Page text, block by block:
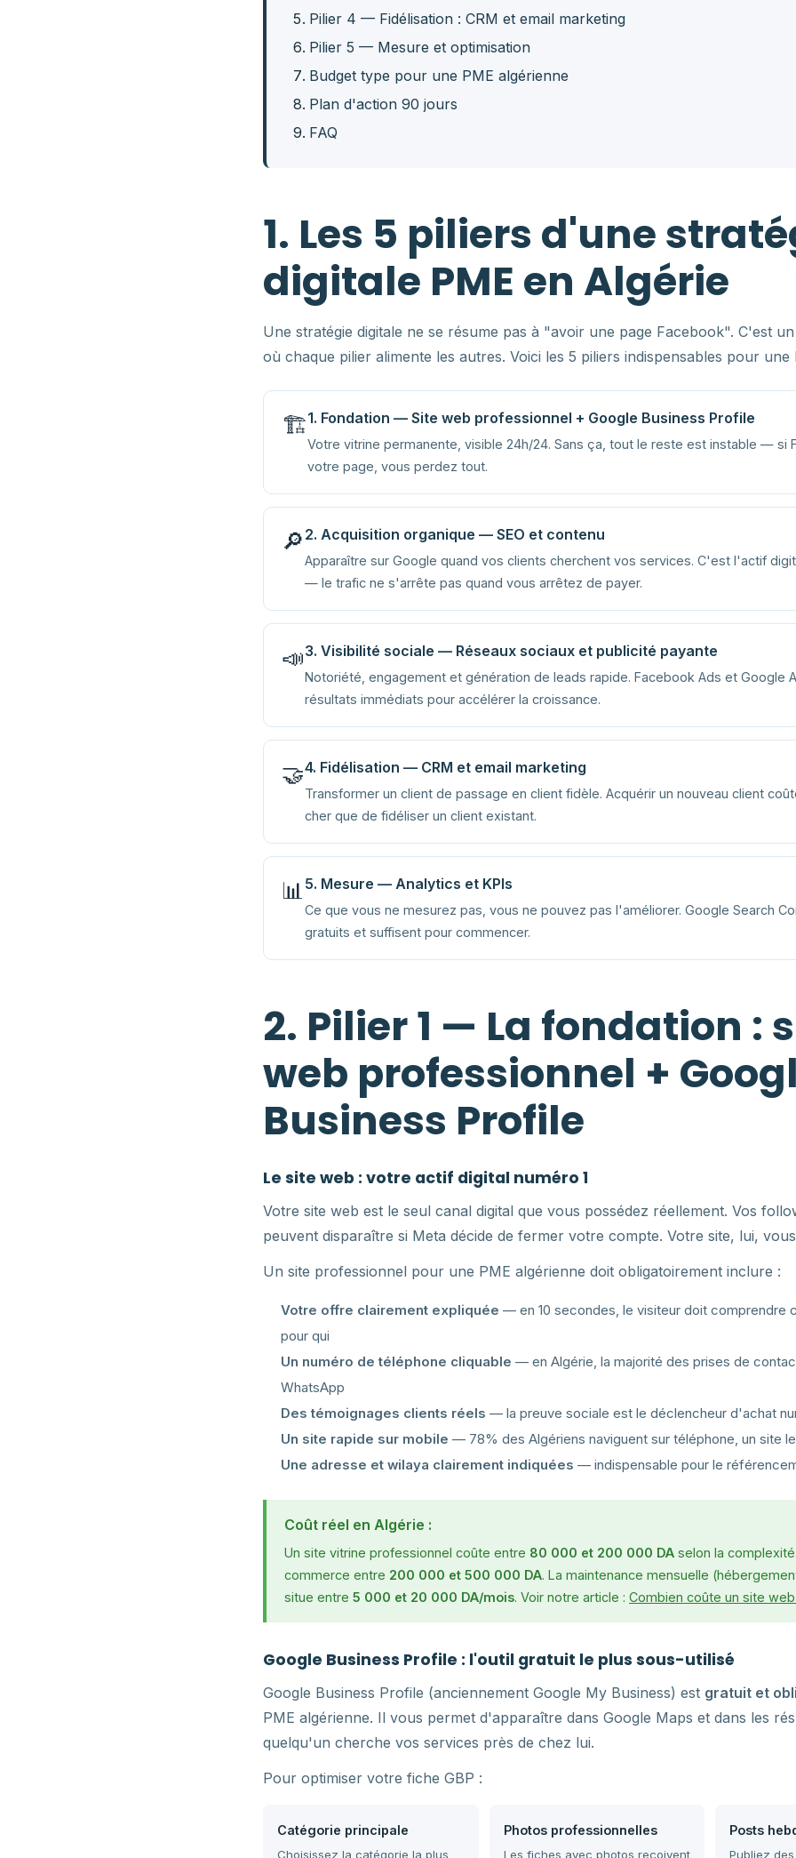
Pilier 4 — Fidélisation : CRM et email marketing
Pilier 5 — Mesure et optimisation
Budget type pour une PME algérienne
Plan d'action 90 jours
FAQ
1. Les 5 piliers d'une
digitale PME en Algérie
Une stratégie digitale ne se résume pas à "avoir une page Facebook". C'est
où chaque pilier alimente les autres. Voici les 5 piliers indispensables pour une
🏗️1. Fondation — Site web professionnel + Google Business Profile
Votre vitrine permanente, visible 24h/24. Sans ça, tout le reste est instable — si
votre page, vous perdez tout.
🔎 2. Acquisition organique — SEO et contenu
Apparaître sur Google quand vos clients cherchent vos services. C'est l'actif
— le trafic ne s'arrête pas quand vous arrêtez de payer.
📣3. Visibilité sociale — Réseaux sociaux et publicité payante
Notoriété, engagement et génération de leads rapide. Facebook Ads et Google
résultats immédiats pour accélérer la croissance.
🤝4. Fidélisation — CRM et email marketing
Transformer un client de passage en client fidèle. Acquérir un nouveau client
cher que de fidéliser un client existant.
📊 5. Mesure — Analytics et KPIs
Ce que vous ne mesurez pas, vous ne pouvez pas l'améliorer. Google Search
gratuits et suffisent pour commencer.
2. Pilier 1 — La fondation :
web professionnel +
Business Profile
Le site web : votre actif digital numéro 1
Votre site web est le seul canal digital que vous possédez réellement. Vos
peuvent disparaître si Meta décide de fermer votre compte. Votre site, lui,
Un site professionnel pour une PME algérienne doit obligatoirement inclure :
Votre offre clairement expliquée — en 10 secondes, le visiteur doit comprendre
pour qui
Un numéro de téléphone cliquable — en Algérie, la majorité des prises de
WhatsApp
Des témoignages clients réels — la preuve sociale est le déclencheur d'achat
Un site rapide sur mobile — 78% des Algériens naviguent sur téléphone, un site
Une adresse et wilaya clairement indiquées — indispensable pour le
Coût réel en Algérie :
Un site vitrine professionnel coûte entre 80 000 et 200 000 DA selon la
commerce entre 200 000 et 500 000 DA. La maintenance mensuelle
situe entre 5 000 et 20 000 DA/mois. Voir notre article : Combien coûte un site
Google Business Profile : l'outil gratuit le plus sous-utilisé
Google Business Profile (anciennement Google My Business) est gratuit et
PME algérienne. Il vous permet d'apparaître dans Google Maps et dans les
quelqu'un cherche vos services près de chez lui.
Pour optimiser votre fiche GBP :
Catégorie principale
Choisissez la catégorie la plus
Photos professionnelles
Les fiches avec photos reçoivent
Posts
Publiez